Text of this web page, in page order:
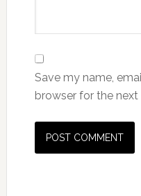
Save my name,
browser for the